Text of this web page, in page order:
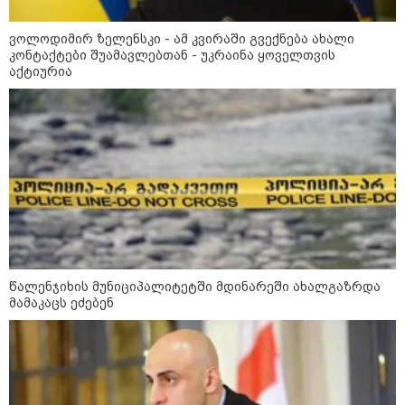
12:34 / 08-08-2026
რას აცხადებს ირაკლი კობახიძე
ელექტროენერგიის რამდენჯერმე
გათიშვასთან დაკავშირებით?
19:32 / 08-08-2026
"სიმბოლურია, რომ კობახიძის
მოღალატეობრივი განცხადება
საქართველოს
თავისუფლებისთვის შეწირული
გმირების მემორიალზე
გაკეთდა" - "ნაციონალური
მოძრაობა"
19:03 / 08-08-2026
"მკაცრად ვგმობთ ირაკლი
კობახიძის განცხადებას" -
"კოალიცია ცვლილებისთვის"
ვოლოდიმირ ზელენსკი - ამ კვირაში გვექნება ახალი
კონტაქტები შუამავლებთან - უკრაინა ყოველთვის
აქტიურია
წალენჯიხის მუნიციპალიტეტში მდინარეში ახალგაზრდა
მამაკაცს ეძებენ